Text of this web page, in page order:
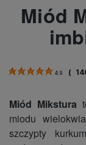
Miód
4.9 (
Miód Mikstura
miodu
szczypty